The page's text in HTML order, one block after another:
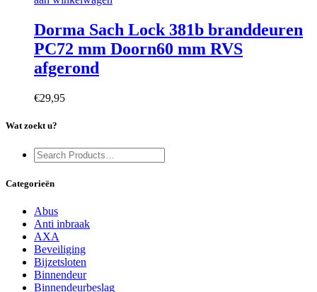
Dorma Sach Lock 381b branddeuren
PC72 mm Doorn60 mm RVS
afgerond
€29,95
Wat zoekt u?
Categorieën
Abus
Anti inbraak
AXA
Beveiliging
Bijzetsloten
Binnendeur
Binnendeurbeslag